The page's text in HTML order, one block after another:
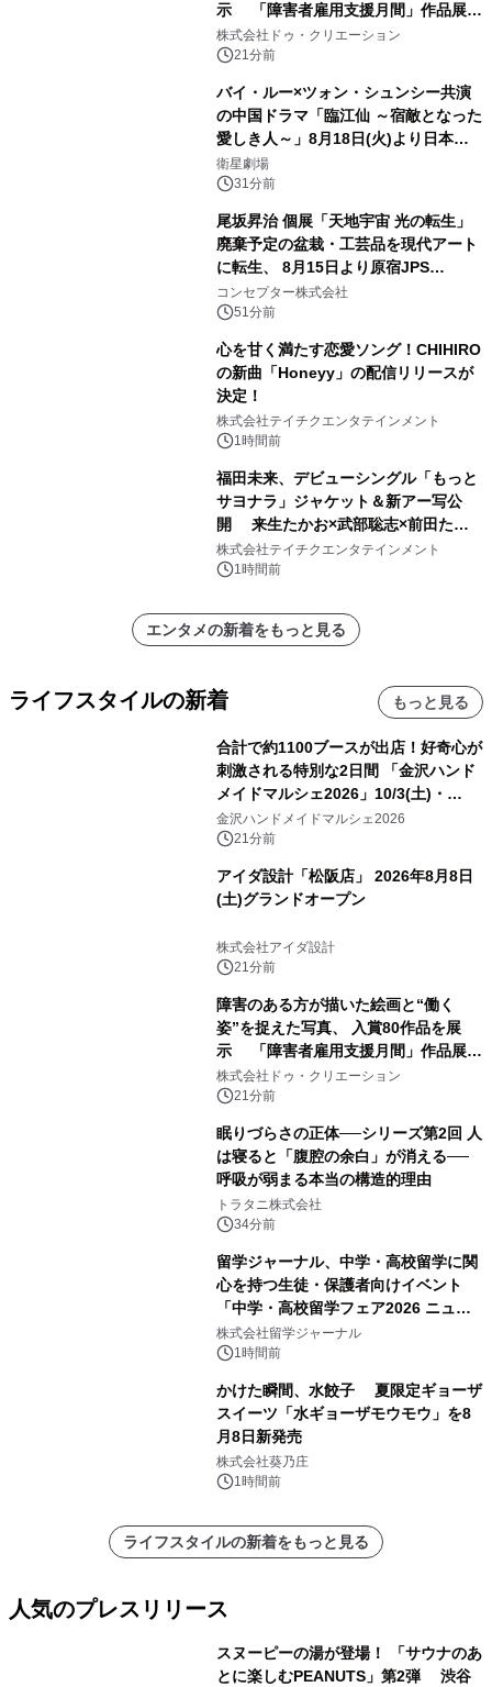
示 「障害者雇用支援月間」作品展示
会を 東京・愛知で開催
株式会社ドゥ・クリエーション
21分前
バイ・ルー×ツォン・シュンシー共演
の中国ドラマ「臨江仙 ～宿敵となった
愛しき人～」8月18日(火)より日本初
放送！YouTubeにて8月11日(火)より
第1話期間限定公開！CS衛星劇場
衛星劇場
31分前
尾坂昇治 個展「天地宇宙 光の転生」
廃棄予定の盆栽・工芸品を現代アート
に転生、 8月15日より原宿JPS
Galleryにて約30点を展示
コンセプター株式会社
51分前
心を甘く満たす恋愛ソング！CHIHIRO
の新曲「Honeyy」の配信リリースが
決定！
株式会社テイチクエンタテインメント
1時間前
福田未来、デビューシングル「もっと
サヨナラ」ジャケット＆新アー写公
開 来生たかお×武部聡志×前田たか
ひろの豪華タッグ
株式会社テイチクエンタテインメント
1時間前
エンタメの新着をもっと見る
ライフスタイルの新着 もっと見る
合計で約1100ブースが出店！好奇心が
刺激される特別な2日間 「金沢ハンド
メイドマルシェ2026」10/3(土)・
10/4(日)開催
金沢ハンドメイドマルシェ2026
21分前
アイダ設計「松阪店」 2026年8月8日
(土)グランドオープン
株式会社アイダ設計
21分前
障害のある方が描いた絵画と“働く
姿”を捉えた写真、 入賞80作品を展
示 「障害者雇用支援月間」作品展示
会を 東京・愛知で開催
株式会社ドゥ・クリエーション
21分前
眠りづらさの正体──シリーズ第2回 人
は寝ると「腹腔の余白」が消える──
呼吸が弱まる本当の構造的理由
トラタニ株式会社
34分前
留学ジャーナル、中学・高校留学に関
心を持つ生徒・保護者向けイベント
「中学・高校留学フェア2026 ニュー
ジーランド＆オーストラリア」を
9/12(土)に開催
株式会社留学ジャーナル
1時間前
かけた瞬間、水餃子 夏限定ギョーザ
スイーツ「水ギョーザモウモウ」を8
月8日新発売
株式会社葵乃庄
1時間前
ライフスタイルの新着をもっと見る
人気のプレスリリース
スヌーピーの湯が登場！ 「サウナのあ
とに楽しむPEANUTS」第2弾 渋谷